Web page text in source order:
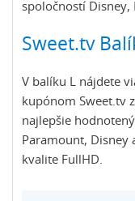
spoločností Disney,
Sweet.tv
V balíku L nájdete
kupónom Sweet.tv
najlepšie
Paramount, Disney
kvalite FullHD.